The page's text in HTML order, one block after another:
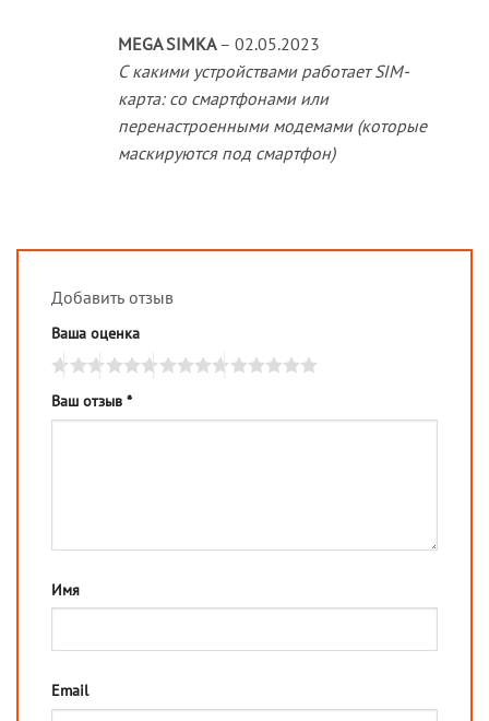
MEGA SIMKA – 02.05.2023
С какими устройствами работает SIM-
карта: со смартфонами или
перенастроенными модемами (которые
маскируются под смартфон)
Добавить отзыв
Ваша оценка
Ваш отзыв *
Имя
Email